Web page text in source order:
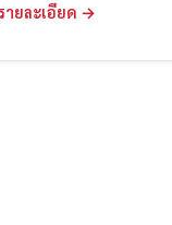
ายละเอียด →